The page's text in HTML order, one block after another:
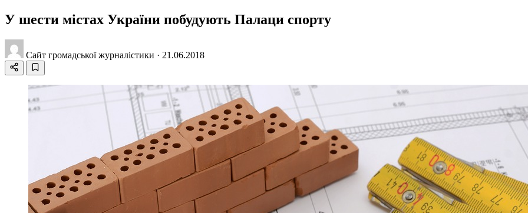
У шести містах України побудують Палаци спорту
Сайт громадської журналістики · 21.06.2018